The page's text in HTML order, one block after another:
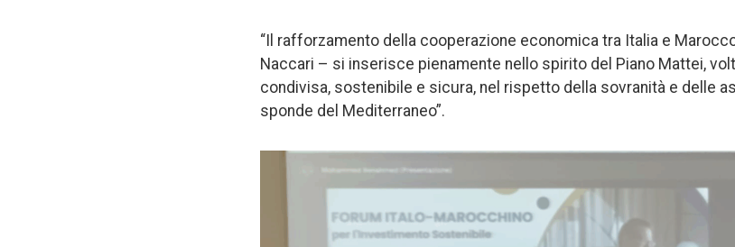
“Il rafforzamento della cooperazione economica tra Italia e
Naccari – si inserisce pienamente nello spirito del Piano Mattei,
condivisa, sostenibile e sicura, nel rispetto della sovranità e delle
sponde del Mediterraneo”.